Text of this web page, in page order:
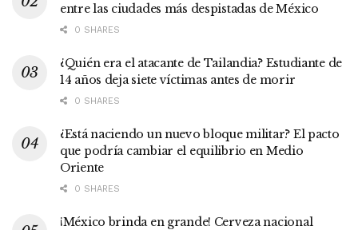
entre las ciudades más despistadas de México
0 SHARES
¿Quién era el atacante de Tailandia? Estudiante de
14 años deja siete víctimas antes de morir
0 SHARES
¿Está naciendo un nuevo bloque militar? El pacto
que podría cambiar el equilibrio en Medio
Oriente
0 SHARES
¡México brinda en grande! Cerveza nacional